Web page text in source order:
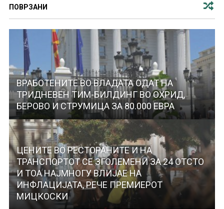
ПОВРЗАНИ
ВРАБОТЕНИТЕ ВО ВЛАДАТА ОДАТ НА
ТРИДНЕВЕН ТИМ-БИЛДИНГ ВО ОХРИД,
БЕРОВО И СТРУМИЦА ЗА 80.000 ЕВРА
ЦЕНИТЕ ВО РЕСТОРАНИТЕ И НА
ТРАНСПОРТОТ СЕ ЗГОЛЕМЕНИ ЗА 24 ОТСТО
И ТОА НАЈМНОГУ ВЛИЈАЕ НА
ИНФЛАЦИЈАТА, РЕЧЕ ПРЕМИЕРОТ
МИЦКОСКИ